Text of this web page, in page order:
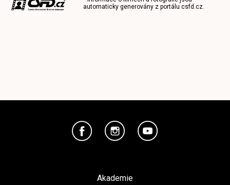
automaticky generovány z portálucsfd.cz.
Akademie